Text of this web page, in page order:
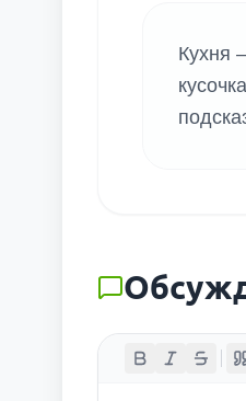
Кухня